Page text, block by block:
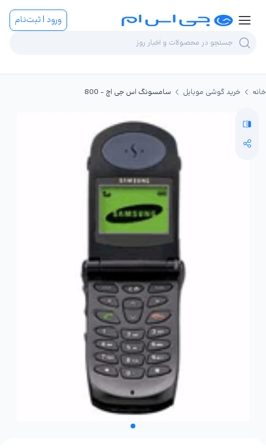
ورود | ثبت‌نام
خانه خرید گوشی موبایل سامسونگ اس جی اچ - 800